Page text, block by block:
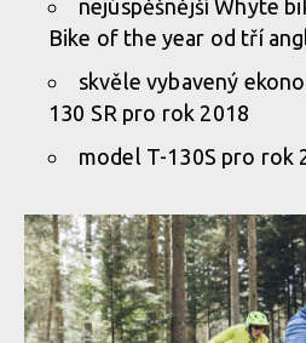
nejúspěšnější Whyte
Bike of the year od tří
skvěle vybavený
130 SR pro rok 2018
model T-130S pro rok